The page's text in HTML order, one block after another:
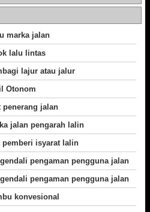
marka jalan
lalu lintas
lajur atau jalur
Otonom
jalan
jalan pengarah lalin
pemberi isyarat lalin
pengaman pengguna jalan
pengaman pengguna jalan
konvesional